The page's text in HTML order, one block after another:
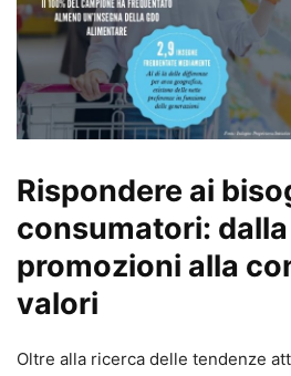
Rispondere ai
consumatori:
promozioni alla
valori
Oltre alla ricerca delle tendenze